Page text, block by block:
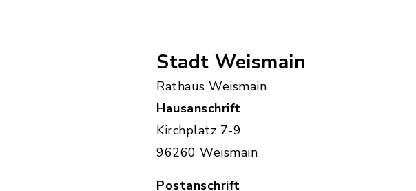
Stadt Weismain
Rathaus Weismain
Hausanschrift
Kirchplatz 7-9
96260 Weismain
Postanschrift